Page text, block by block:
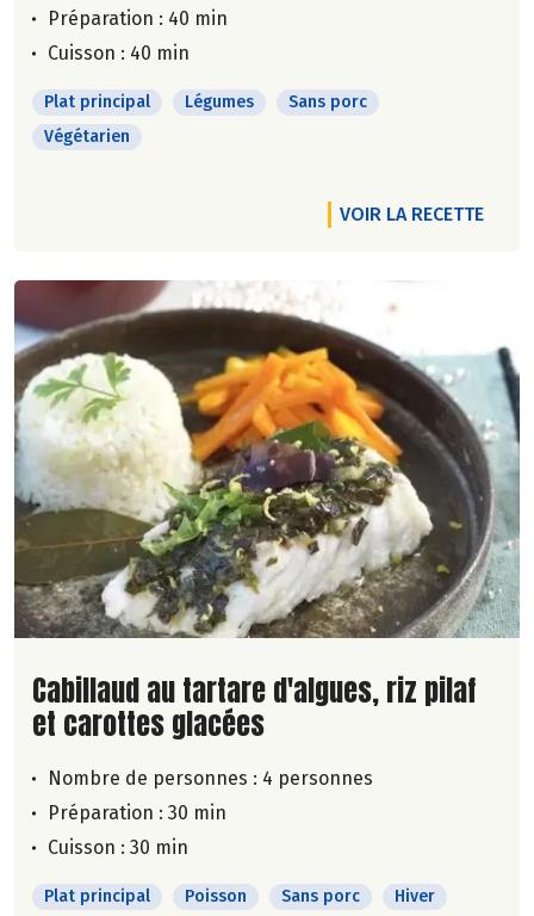
Préparation : 40 min
Cuisson : 40 min
Plat principal Légumes
Sans porc
Végétarien
VOIR LA RECETTE
Lire la suite de la recette
Cabillaud au tartare d'algues, riz pilaf
et carottes glacées
Nombre de personnes : 4 personnes
Préparation : 30 min
Cuisson : 30 min
Plat principal Poisson Sans porc Hiver